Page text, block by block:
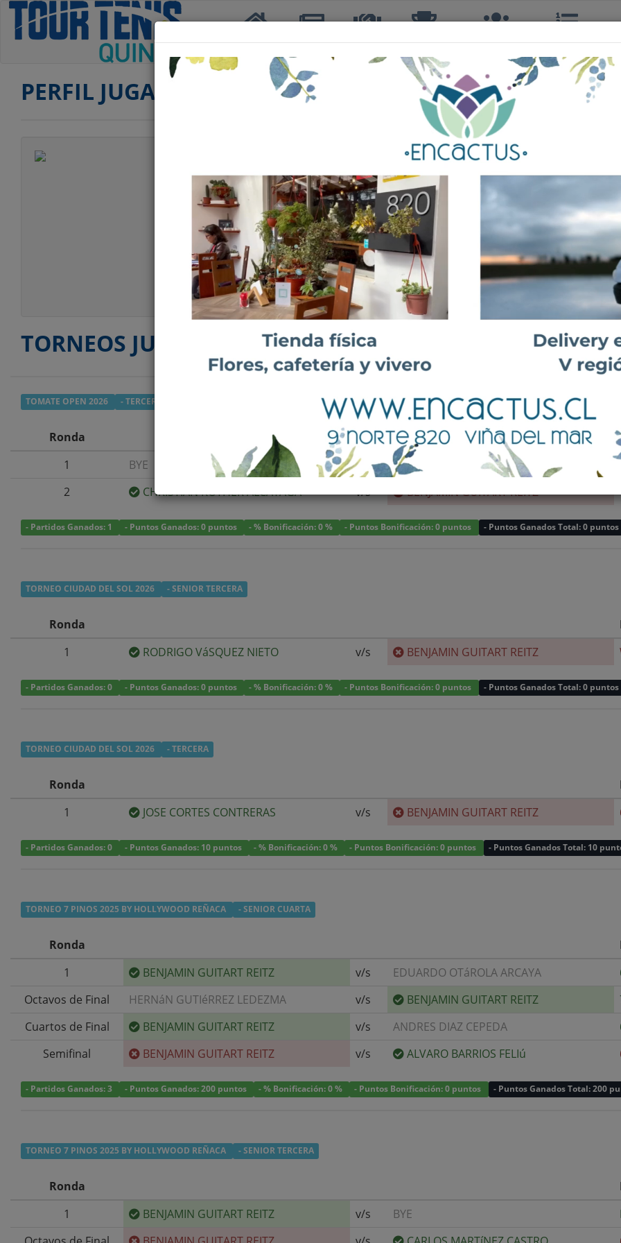
Inicio Noticias TTQ Torneos Interclubes Ranking
PERFIL JUGADOR
BENJAMIN GUITART REITZ
Categoría
4º, 4ºS, 4º DOBLES
Edad
37 años
Club
CLUB UNIÓN
Ranking TERCERA
258º
Ranking SENIOR TERCERA
152º
Ranking SENIOR CUARTA
126º
Estatura
170 cm
Peso
75 kg
Estilo Juego
DIESTRO, REVÉS A UNA MANO, ESTILO:
TORNEOS JUGADOS
TOMATE OPEN 2026 - TERCERA
Ronda
1
BYE v/s BENJAMIN GUITART REITZ
2 CHRISTIAN KOTHER ALCAYAGA v/s BENJAMIN GUITART REITZ
- Partidos Ganados: 1 - Puntos Ganados: 0 puntos - % Bonificación: 0 % - Puntos Bonificación: 0 puntos - Puntos Ganados Total: 0 puntos
TORNEO CIUDAD DEL SOL 2026 - SENIOR TERCERA
Ronda
1
RODRIGO VáSQUEZ NIETO v/s BENJAMIN GUITART REITZ
- Partidos Ganados: 0 - Puntos Ganados: 0 puntos - % Bonificación: 0 % - Puntos Bonificación: 0 puntos - Puntos Ganados Total: 0 puntos
TORNEO CIUDAD DEL SOL 2026 - TERCERA
Ronda
1
JOSE CORTES CONTRERAS v/s BENJAMIN GUITART REITZ
- Partidos Ganados: 0 - Puntos Ganados: 10 puntos - % Bonificación: 0 % - Puntos Bonificación: 0 puntos - Puntos Ganados Total: 10
TORNEO 7 PINOS 2025 BY HOLLYWOOD REÑACA - SENIOR CUARTA
Ronda
1
BENJAMIN GUITART REITZ v/s EDUARDO OTáROLA ARCAYA
Octavos de Final HERNáN GUTIéRREZ LEDEZMA v/s BENJAMIN GUITART REITZ
Cuartos de Final BENJAMIN GUITART REITZ v/s ANDRES DIAZ CEPEDA
Semifinal BENJAMIN GUITART REITZ v/s ALVARO BARRIOS FELIú
- Partidos Ganados: 3 - Puntos Ganados: 200 puntos - % Bonificación: 0 % - Puntos Bonificación: 0 puntos - Puntos Ganados Total: 200
TORNEO 7 PINOS 2025 BY HOLLYWOOD REÑACA - SENIOR TERCERA
Ronda
1
BENJAMIN GUITART REITZ v/s BYE